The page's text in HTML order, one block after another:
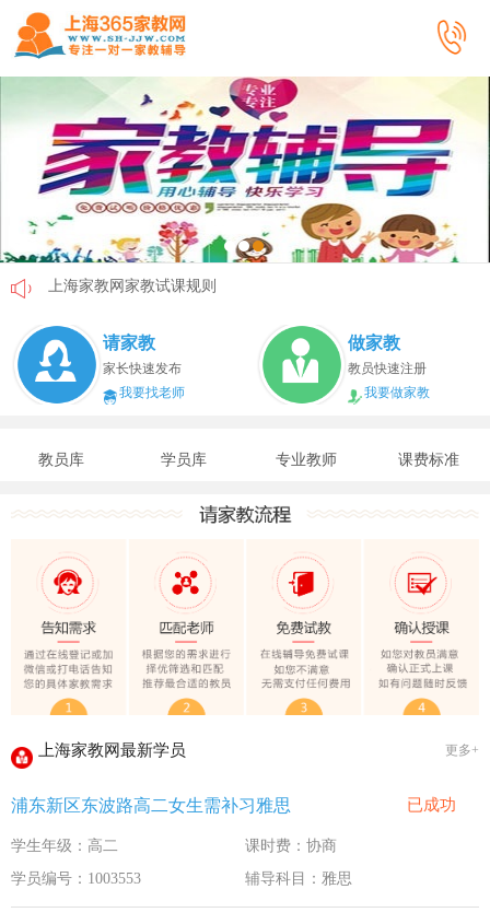
上海家教网家教试课规则
上海家教网免责声明
教员首次给家长打电话注意事项
上海家教网教员首次上门试教注意事项
上海家教网女生家教安全必读！
上海家教网大学生做家教安全须知！
上海家教网家教试课规则 2020-1-18
上海家教网免责声明 2016-11-15
教员首次给家长打电话注意事项 2016-11-15
上海家教网教员首次上门试教注意事项 2016-11-15
上海家教网注册协议 2016-11-15
上海家教网大学生做家教安全须知！
全国教师管理信息系统明年启用
请家教
家长快速发布
我要找老师
做家教
教员快速注册
我要做家教
教员库 学员库 专业教师 课费标准
上海家教网最新学员 更多+
浦东新区东波路高二女生需补习雅思 已成功
学生年级：高二
课时费：协商
学员编号：1003553
辅导科目：雅思